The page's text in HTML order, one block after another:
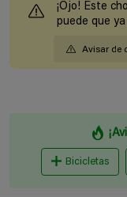
¡Ojo! Este
puede que
Avisar de
Bicicletas